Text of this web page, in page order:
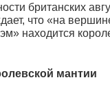
британских
что «на
находится
мантии